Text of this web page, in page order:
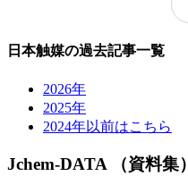
日本触媒の過去記事一覧
2026年
2025年
2024年以前はこちら
Jchem-DATA （資料集）